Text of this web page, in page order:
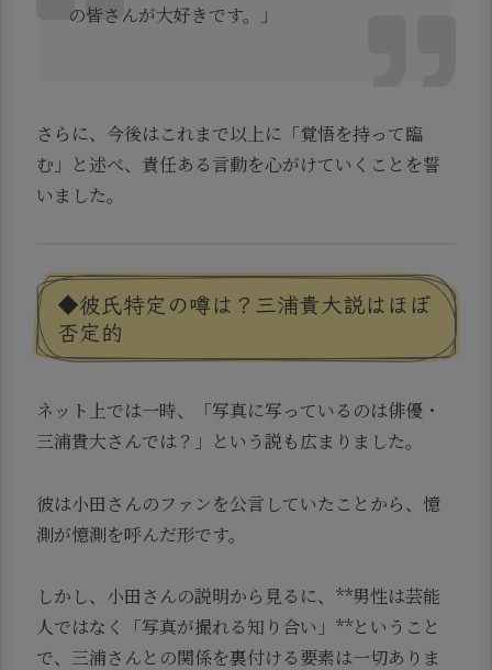
の皆さんが大好きです。」
さらに、今後はこれまで以上に「覚悟を持って臨
む」と述べ、責任ある言動を心がけていくことを誓
いました。
◆彼氏特定の噂は？三浦貴大説はほぼ
否定的
ネット上では一時、「写真に写っているのは俳優・
三浦貴大さんでは？」という説も広まりました。
彼は小田さんのファンを公言していたことから、憶
測が憶測を呼んだ形です。
しかし、小田さんの説明から見るに、**男性は芸能
人ではなく「写真が撮れる知り合い」**ということ
で、三浦さんとの関係を裏付ける要素は一切ありま